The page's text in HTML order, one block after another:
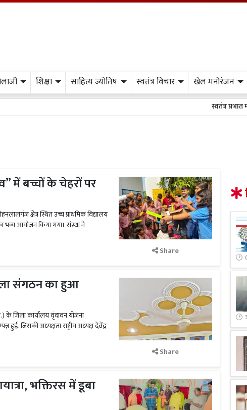
शिक्षा साहित्य ज्योतिष स्वतंत्र विचार खेल मनोरंजन
स्वतंत्र प्रभात
में बच्चों के चेहरों पर
क्षेत्र स्थित उच्च प्राथमिक विद्यालय
भव्य आयोजन किया गया। संस्था ने
Share
संगठन का हुआ
के जिला कार्यालय वृंदावन योजना
जिसकी अध्यक्षता राष्ट्रीय अध्यक्ष देवेंद्र
Share
भक्तिरस में डूबा